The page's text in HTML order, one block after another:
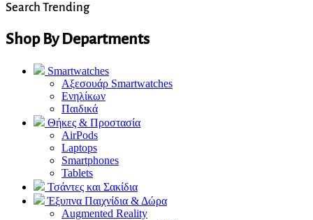
Search Trending
Shop By Departments
Smartwatches
Αξεσουάρ Smartwatches
Ενηλίκων
Παιδικά
Θήκες & Προστασία
AirPods
Laptops
Smartphones
Tablets
Τσάντες και Σακίδια
Έξυπνα Παιχνίδια & Δώρα
Augmented Reality